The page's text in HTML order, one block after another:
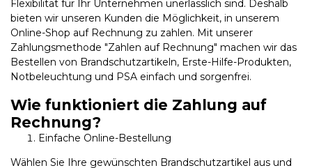
Flexibilität für Ihr Unternehmen unerlässlich sind. Deshalb
bieten wir unseren Kunden die Möglichkeit, in unserem
Online-Shop auf Rechnung zu zahlen. Mit unserer
Zahlungsmethode "Zahlen auf Rechnung" machen wir das
Bestellen von Brandschutzartikeln, Erste-Hilfe-Produkten,
Notbeleuchtung und PSA einfach und sorgenfrei.
Wie funktioniert die Zahlung auf
Rechnung?
Einfache Online-Bestellung
Wählen Sie Ihre gewünschten Brandschutzartikel aus und